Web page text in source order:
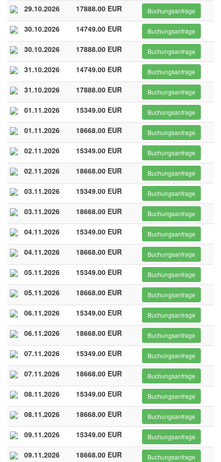
29.10.2026 17888.00 EUR Buchungsanfrage
30.10.2026 14749.00 EUR Buchungsanfrage
30.10.2026 17888.00 EUR Buchungsanfrage
31.10.2026 14749.00 EUR Buchungsanfrage
31.10.2026 17888.00 EUR Buchungsanfrage
01.11.2026 15349.00 EUR Buchungsanfrage
01.11.2026 18668.00 EUR Buchungsanfrage
02.11.2026 15349.00 EUR Buchungsanfrage
02.11.2026 18668.00 EUR Buchungsanfrage
03.11.2026 15349.00 EUR Buchungsanfrage
03.11.2026 18668.00 EUR Buchungsanfrage
04.11.2026 15349.00 EUR Buchungsanfrage
04.11.2026 18668.00 EUR Buchungsanfrage
05.11.2026 15349.00 EUR Buchungsanfrage
05.11.2026 18668.00 EUR Buchungsanfrage
06.11.2026 15349.00 EUR Buchungsanfrage
06.11.2026 18668.00 EUR Buchungsanfrage
07.11.2026 15349.00 EUR Buchungsanfrage
07.11.2026 18668.00 EUR Buchungsanfrage
08.11.2026 15349.00 EUR Buchungsanfrage
08.11.2026 18668.00 EUR Buchungsanfrage
09.11.2026 15349.00 EUR Buchungsanfrage
09.11.2026 18668.00 EUR Buchungsanfrage